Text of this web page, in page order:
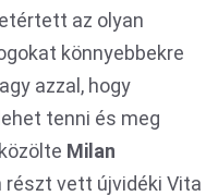
az olyan
könnyebbekre
azzal, hogy
tenni és meg
Milan
részt vett újvidéki Vita